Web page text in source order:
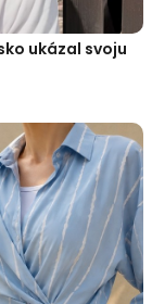
ukázal svoju